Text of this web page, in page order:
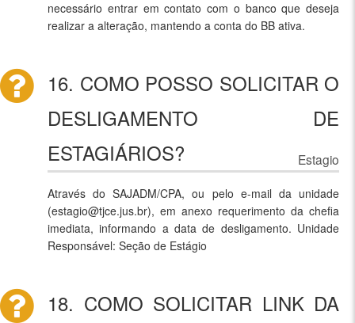
necessário entrar em contato com o banco que deseja
realizar a alteração, mantendo a conta do BB ativa.
16. COMO POSSO SOLICITAR O
DESLIGAMENTO DE
ESTAGIÁRIOS?
Estagio
Através do SAJADM/CPA, ou pelo e-mail da unidade
(estagio@tjce.jus.br), em anexo requerimento da chefia
imediata, informando a data de desligamento. Unidade
Responsável: Seção de Estágio
18. COMO SOLICITAR LINK DA